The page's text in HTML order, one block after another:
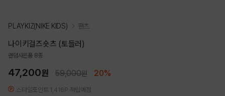
PLAYKIZ(NIKE KIDS) 팬츠
나이키걸즈숏츠 (토들러)
랜덤사은품 8종
47,200원 59,000원 20%
스타일포인트 1,416P 적립예정